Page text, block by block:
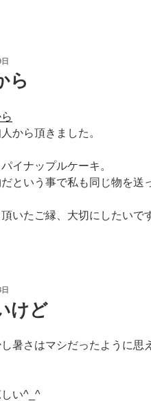
ら
から頂きました。
イナップルケーキ。
という事で私も同じ物を送
いたご縁、大切にしたいで
けど
暑さはマシだったように思
い^_^